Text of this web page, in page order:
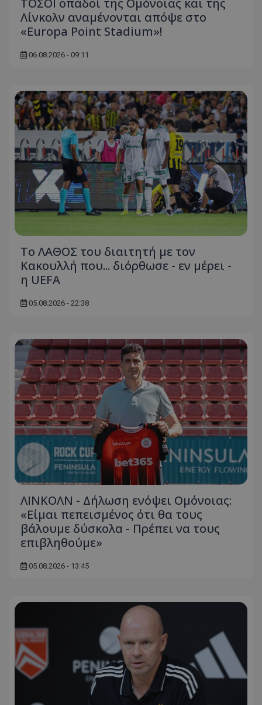
Λίνκολν αναμένονται απόψε στο
«Europa Point Stadium»!
06.08.2026 - 09:11
Το ΛΑΘΟΣ του διαιτητή με τον
Κακουλλή που... διόρθωσε - εν μέρει -
η UEFA
05.08.2026 - 22:38
ΛΙΝΚΟΛΝ - Δήλωση ενόψει Ομόνοιας:
«Είμαι πεπεισμένος ότι θα τους
βάλουμε δύσκολα - Πρέπει να τους
επιβληθούμε»
05.08.2026 - 13:45